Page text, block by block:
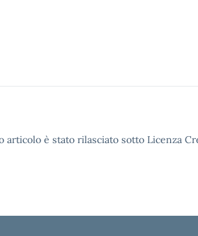
articolo è stato rilasciato sotto Licenza